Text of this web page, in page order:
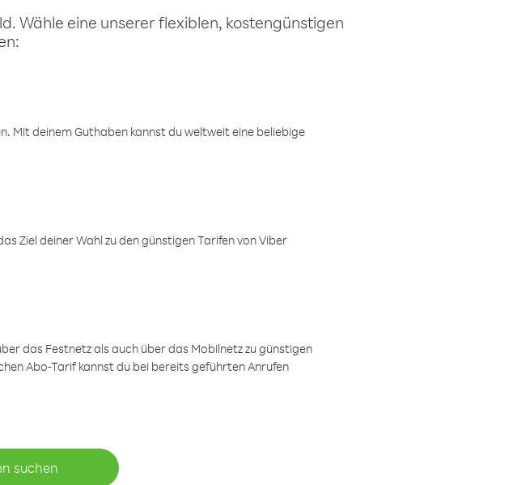
Wähle eine unserer flexiblen, kostengünstigen
Mit deinem Guthaben kannst du weltweit eine beliebige
Ziel deiner Wahl zu den günstigen Tarifen von Viber
das Festnetz als auch über das Mobilnetz zu günstigen
Abo-Tarif kannst du bei bereits geführten Anrufen
suchen